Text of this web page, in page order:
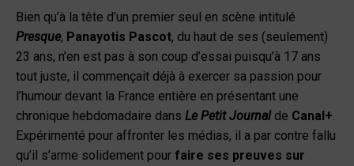
Bien qu’à la tête d’un premier seul en scène intitulé
Presque, Panayotis Pascot, du haut de ses (seulement)
23 ans, n’en est pas à son coup d’essai puisqu’à 17 ans
tout juste, il commençait déjà à exercer sa passion pour
l’humour devant la France entière en présentant une
chronique hebdomadaire dans Le Petit Journalde Canal+
Expérimenté pour affronter les médias, il a par contre fallu
qu’il s’arme solidement pour faire ses preuves sur